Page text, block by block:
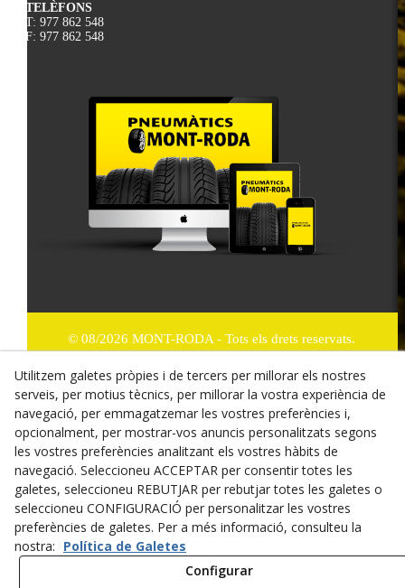
TELÈFONS
T: 977 862 548
F: 977 862 548
© 08/2026 MONT-RODA - Tots els drets reservats.
Política de Privacitat
Termes i condicions de compra
Dret de desistiment
Cookies
Mapa Web
Utilitzem galetes pròpies i de tercers per millorar els nostres
serveis, per motius tècnics, per millorar la vostra experiència de
navegació, per emmagatzemar les vostres preferències i,
opcionalment, per mostrar-vos anuncis personalitzats segons
les vostres preferències analitzant els vostres hàbits de
navegació. Seleccioneu ACCEPTAR per consentir totes les
galetes, seleccioneu REBUTJAR per rebutjar totes les galetes o
seleccioneu CONFIGURACIÓ per personalitzar les vostres
preferències de galetes. Per a més informació, consulteu la
nostra: Política de Galetes
Configurar